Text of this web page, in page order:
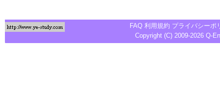
FAQ 利用規約 プライバシーポ
Copyright (C) 2009-2026 Q-